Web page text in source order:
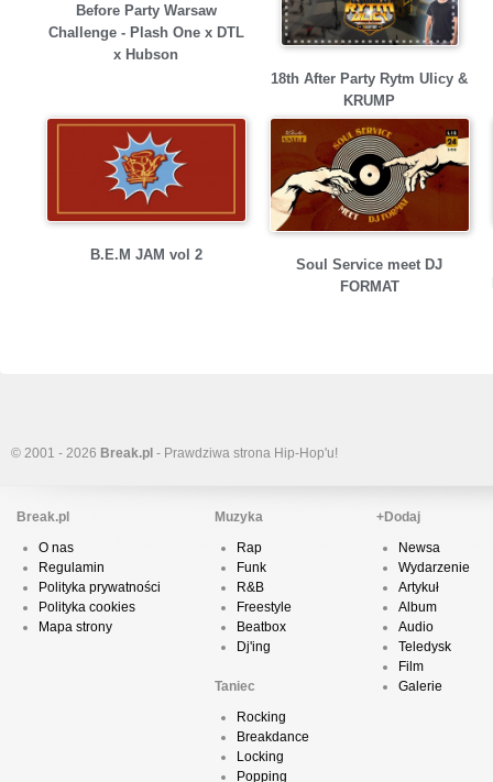
Before Party Warsaw
Challenge - Plash One x DTL
x Hubson
18th After Party Rytm Ulicy &
KRUMP
B.E.M JAM vol 2
Soul Service meet DJ
FORMAT
© 2001 - 2026 Break.pl - Prawdziwa strona Hip-Hop'u!
Break.pl
O nas
Regulamin
Polityka prywatności
Polityka cookies
Mapa strony
Muzyka
Rap
Funk
R&B
Freestyle
Beatbox
Dj'ing
Taniec
Rocking
Breakdance
Locking
Popping
+Dodaj
Newsa
Wydarzenie
Artykuł
Album
Audio
Teledysk
Film
Galerie